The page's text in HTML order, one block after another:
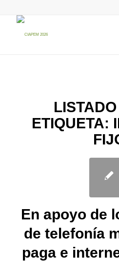
ETIQUETA:
En apoyo de
de telefonía
paga e